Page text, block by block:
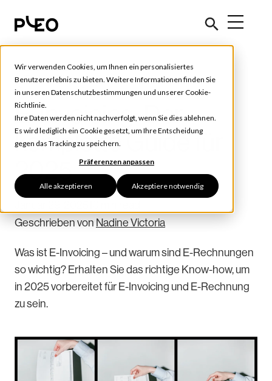
Wir verwenden Cookies, um Ihnen ein personalisiertes
Benutzererlebnis zu bieten. Weitere Informationen finden Sie
in unseren Datenschutzbestimmungen und unsererCookie-
Richtlinie.
Ihre Daten werden nicht nachverfolgt, wenn Sie dies ablehnen.
Es wird lediglich ein Cookie gesetzt, um Ihre Entscheidung
gegen das Tracking zu speichern.
Präferenzen anpassen
Alle akzeptieren Akzeptiere notwendig
Tools & Tipps
E-Invoicing: Der
komplette Guide für
2025
Geschrieben von Nadine Victoria
Was ist E-Invoicing – und warum sind E-Rechnungen
so wichtig? Erhalten Sie das richtige Know-how, um
in 2025 vorbereitet für E-Invoicing und E-Rechnung
zu sein.